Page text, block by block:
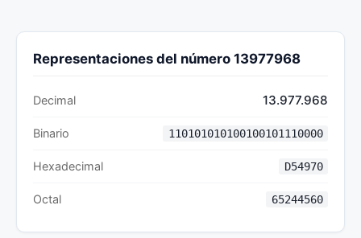
Representaciones del número 13977968
Decimal 13.977.968
Binario 110101010100100101110000
Hexadecimal D54970
Octal 65244560